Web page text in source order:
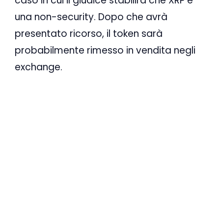
una non-security. Dopo che avrà
presentato ricorso, il token sarà
probabilmente rimesso in vendita negli
exchange.